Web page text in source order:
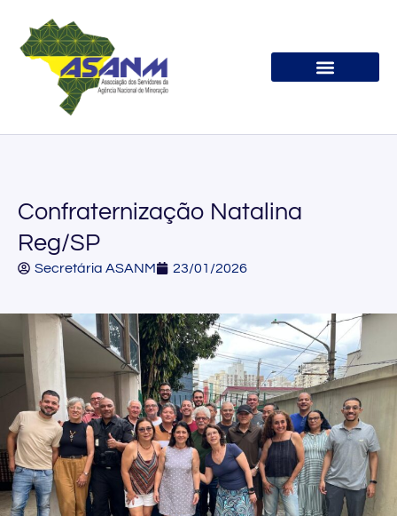
Confraternização Natalina
Reg/SP
Secretária ASANM 23/01/2026